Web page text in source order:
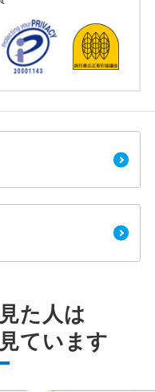
た人は
ています